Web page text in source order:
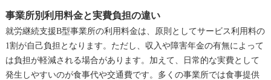
事業所別利用料金と実費負担の違い
就労継続支援B型事業所の利用料金は、原則としてサービス利用料の
1割が自己負担となります。ただし、収入や障害年金の有無によって
は負担が軽減される場合があります。加えて、日常的な実費として
発生しやすいのが食事代や交通費です。多くの事業所では食事提供